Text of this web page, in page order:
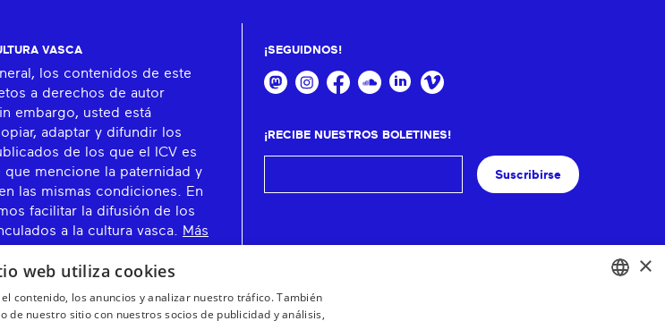
VASCA
los contenidos de este
a derechos de autor
embargo, usted está
adaptar y difundir los
de los que el ICV es
que mencione la paternidad y
las mismas condiciones. En
facilitar la difusión de los
a la cultura vasca. Más
¡SEGUIDNOS!
¡RECIBE NUESTROS BOLETINES!
Suscribirse
×
web utiliza cookies
contenido, los anuncios y analizar nuestro tráfico. También
de nuestro sitio con nuestros socios de publicidad y análisis,